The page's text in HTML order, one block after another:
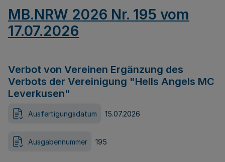
MB.NRW 2026 Nr. 195 vom
17.07.2026
Verbot von Vereinen Ergänzung des
Verbots der Vereinigung "Hells Angels MC
Leverkusen"
Ausfertigungsdatum 15.07.2026
Ausgabennummer 195